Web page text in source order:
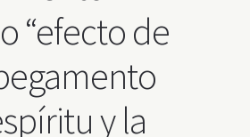
“efecto de
y la